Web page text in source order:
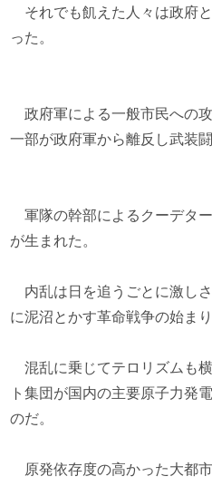
それでも飢えた人々は政府
った。
政府軍による一般市民への
一部が政府軍から離反し武装
軍隊の幹部によるクーデタ
が生まれた。
内乱は日を追うごとに激し
に泥沼とかす革命戦争の始まり
混乱に乗じてテロリズムも
ト集団が国内の主要原子力発
のだ。
原発依存度の高かった大都